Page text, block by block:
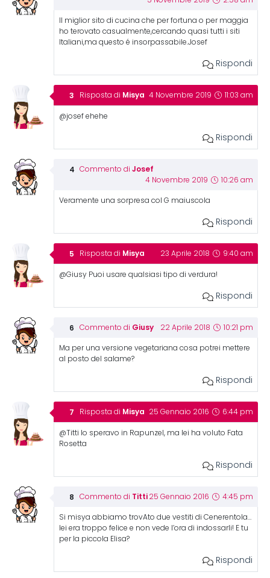
Il miglior sito di cucina che per fortuna o per maggia
ho terovato casualmente,cercando quasi tutti i siti
Italiani,ma questo é insorpassabile.Josef
Rispondi
Risposta di Misya 4 Novembre 2019 11:03 am
@josef ehehe
Rispondi
Commento di Josef
4 Novembre 2019 10:26 am
Veramente una sorpresa col G maiuscola
Rispondi
Risposta di Misya 23 Aprile 2018 9:40 am
@Giusy Puoi usare qualsiasi tipo di verdura!
Rispondi
Commento di Giusy 22 Aprile 2018 10:21 pm
Ma per una versione vegetariana cosa potrei mettere
al posto del salame?
Rispondi
Risposta di Misya 25 Gennaio 2016 6:44 pm
@Titti Io speravo in Rapunzel, ma lei ha voluto Fata
Rosetta
Rispondi
Commento di Titti 25 Gennaio 2016 4:45 pm
Si misya abbiamo trovAto due vestiti di Cenerentola…
lei era troppo felice e non vede l’ora di indossarli! E tu
per la piccola Elisa?
Rispondi